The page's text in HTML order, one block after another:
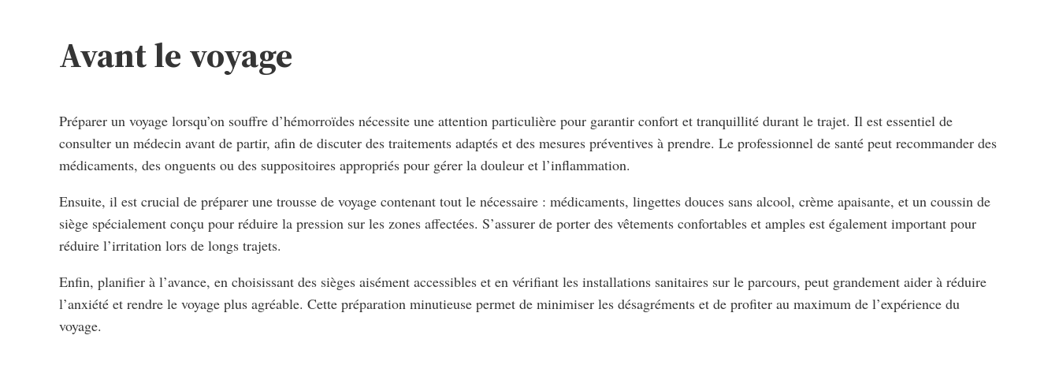
Avant le voyage
Préparer un voyage lorsqu’on souffre d’hémorroïdes nécessite une attention particulière pour garantir confort et tranquillité durant le trajet. Il est essentiel de
consulter un médecin avant de partir, afin de discuter des traitements adaptés et des mesures préventives à prendre. Le professionnel de santé peut recommander des
médicaments, des onguents ou des suppositoires appropriés pour gérer la douleur et l’inflammation.
Ensuite, il est crucial de préparer une trousse de voyage contenant tout le nécessaire : médicaments, lingettes douces sans alcool, crème apaisante, et un coussin de
siège spécialement conçu pour réduire la pression sur les zones affectées. S’assurer de porter des vêtements confortables et amples est également important pour
réduire l’irritation lors de longs trajets.
Enfin, planifier à l’avance, en choisissant des sièges aisément accessibles et en vérifiant les installations sanitaires sur le parcours, peut grandement aider à réduire
l’anxiété et rendre le voyage plus agréable. Cette préparation minutieuse permet de minimiser les désagréments et de profiter au maximum de l’expérience du
voyage.